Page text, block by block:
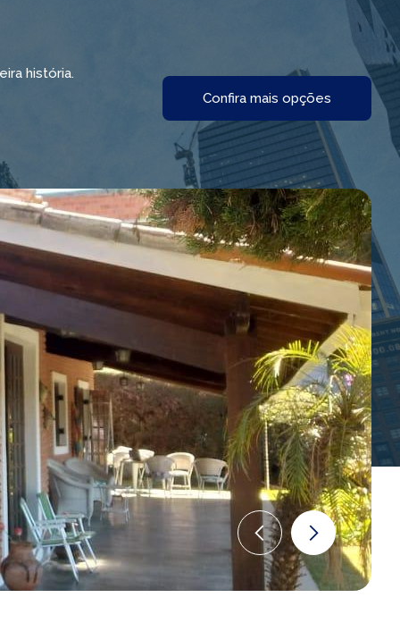
história.
Confira mais opções